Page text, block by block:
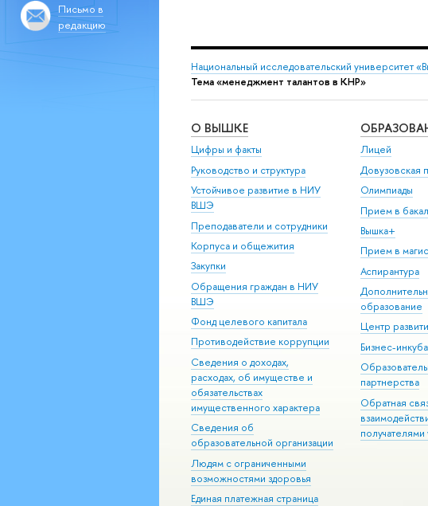
Письмо в
редакцию
Национальный исследовательский университет
Тема «менеджмент талантов в КНР»
О ВЫШКЕ
Цифры и факты
Руководство и структура
Устойчивое развитие в НИУ
ВШЭ
Преподаватели и сотрудники
Корпуса и общежития
Закупки
Обращения граждан в НИУ
ВШЭ
Фонд целевого капитала
Противодействие коррупции
Сведения о доходах,
расходах, об имуществе и
обязательствах
имущественного характера
Сведения об
образовательной организации
Людям с ограниченными
возможностями здоровья
Единая платежная страница
Лицей
Довузовская
Олимпиады
Прием в
Вышка+
Прием в
Аспирантура
образование
Центр
Бизнес-
партнерства
Обратная
получателями